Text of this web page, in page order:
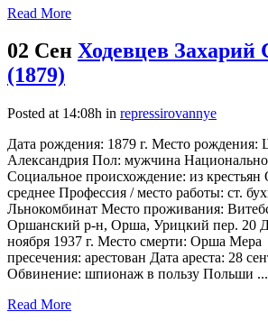
Read More
02 Сен Ходевцев Захарий
(1879)
Posted at 14:08h in repressirovannye
Дата рождения: 1879 г. Место
Александрия Пол: мужчина
Социальное происхождение: из крестьян
среднее Профессия / место работы: ст.
Льнокомбинат Место проживания:
Оршанский р-н, Орша, Урицкий пер. 20
ноября 1937 г. Место смерти: Орша Мера
пресечения: арестован Дата ареста: 28
Обвинение: шпионаж в пользу Польши ...
Read More